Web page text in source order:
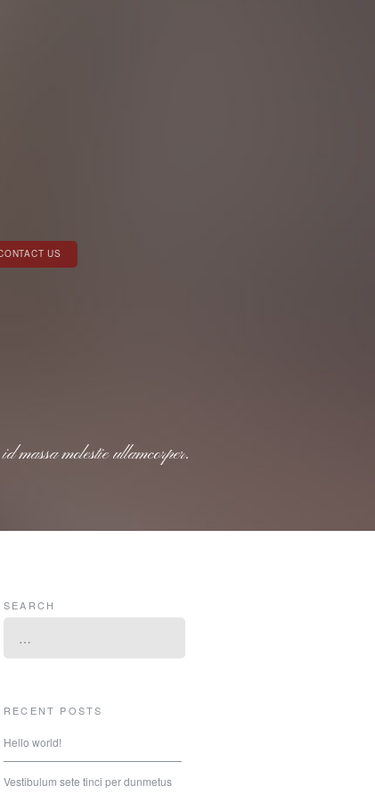
US
SEARCH
RECENT POSTS
Hello world!
Vestibulum sete tinci per dunmetus